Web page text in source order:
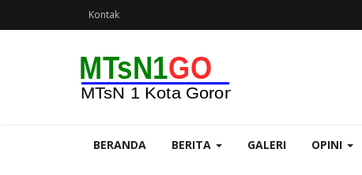
Kontak
BERANDA BERITA GALERI OPINI